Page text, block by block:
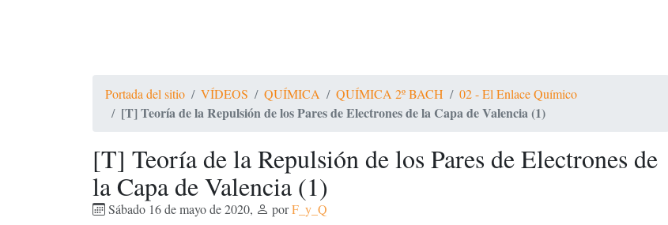
Portada del sitio VÍDEOS QUÍMICA QUÍMICA 2º BACH 02 - El Enlace Químico
[T] Teoría de la Repulsión de los Pares de Electrones de la Capa de Valencia (1)
[T] Teoría de la Repulsión de los Pares de Electrones de
la Capa de Valencia (1)
Sábado 16 de mayo de 2020, porF_y_Q